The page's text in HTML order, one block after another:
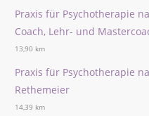
Praxis für Psychotherapie
Coach, Lehr- und
13,90 km
Praxis für Psychotherapie
Rethemeier
14,39 km